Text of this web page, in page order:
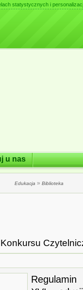
statystycznych i
u nas
Edukacja » Biblioteka
Regulamin